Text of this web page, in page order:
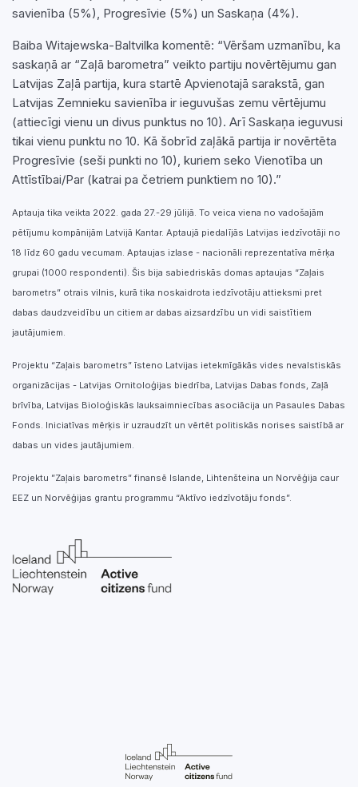
savienība (5%), Progresīvie (5%) un Saskaņa (4%).
Baiba Witajewska-Baltvilka komentē: “Vēršam uzmanību, ka
saskaņā ar “Zaļā barometra” veikto partiju novērtējumu gan
Latvijas Zaļā partija, kura startē Apvienotajā sarakstā, gan
Latvijas Zemnieku savienība ir ieguvušas zemu vērtējumu
(attiecīgi vienu un divus punktus no 10). Arī Saskaņa ieguvusi
tikai vienu punktu no 10. Kā šobrīd zaļākā partija ir novērtēta
Progresīvie (seši punkti no 10), kuriem seko Vienotība un
Attīstībai/Par (katrai pa četriem punktiem no 10).”
Aptauja tika veikta 2022. gada 27.-29 jūlijā. To veica viena no vadošajām
pētījumu kompānijām Latvijā Kantar. Aptaujā piedalījās Latvijas iedzīvotāji no
18 līdz 60 gadu vecumam. Aptaujas izlase - nacionāli reprezentatīva mērķa
grupai (1000 respondenti). Šis bija sabiedriskās domas aptaujas “Zaļais
barometrs” otrais vilnis, kurā tika noskaidrota iedzīvotāju attieksmi pret
dabas daudzveidību un citiem ar dabas aizsardzību un vidi saistītiem
jautājumiem.
Projektu “Zaļais barometrs” īsteno Latvijas ietekmīgākās vides nevalstiskās
organizācijas - Latvijas Ornitoloģijas biedrība, Latvijas Dabas fonds, Zaļā
brīvība, Latvijas Bioloģiskās lauksaimniecības asociācija un Pasaules Dabas
Fonds. Iniciatīvas mērķis ir uzraudzīt un vērtēt politiskās norises saistībā ar
dabas un vides jautājumiem.
Projektu ”Zaļais barometrs” finansē Islande, Lihtenšteina un Norvēģija caur
EEZ un Norvēģijas grantu programmu “Aktīvo iedzīvotāju fonds”.